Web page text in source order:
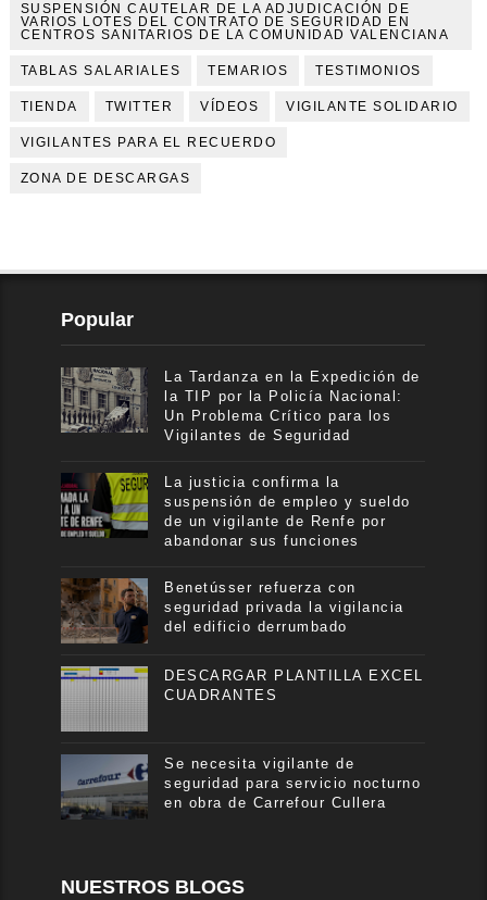
SUSPENSIÓN CAUTELAR DE LA ADJUDICACIÓN DE
VARIOS LOTES DEL CONTRATO DE SEGURIDAD EN
CENTROS SANITARIOS DE LA COMUNIDAD VALENCIANA
TABLAS SALARIALES TEMARIOS TESTIMONIOS
TIENDA TWITTER VÍDEOS VIGILANTE SOLIDARIO
VIGILANTES PARA EL RECUERDO
ZONA DE DESCARGAS
Popular
La Tardanza en la Expedición de
la TIP por la Policía Nacional:
Un Problema Crítico para los
Vigilantes de Seguridad
La justicia confirma la
suspensión de empleo y sueldo
de un vigilante de Renfe por
abandonar sus funciones
Benetússer refuerza con
seguridad privada la vigilancia
del edificio derrumbado
DESCARGAR PLANTILLA EXCEL
CUADRANTES
Se necesita vigilante de
seguridad para servicio nocturno
en obra de Carrefour Cullera
NUESTROS BLOGS